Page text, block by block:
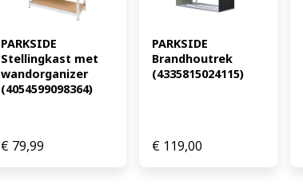
PARKSIDE
Stellingkast met
wandorganizer
(4054599098364)
€ 79,99
PARKSIDE
Brandhoutrek
(4335815024115)
€119,00